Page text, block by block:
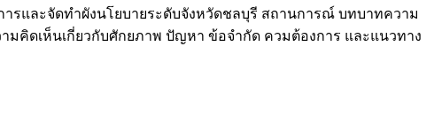
รและจัดทำผังนโยบายระดับจังหวัดชลบุรี สถานการณ์ บทบาทความ
มคิดเห็นเกี่ยวกับศักยภาพ ปัญหา ข้อจำกัด ควมต้องการ และแนวทาง